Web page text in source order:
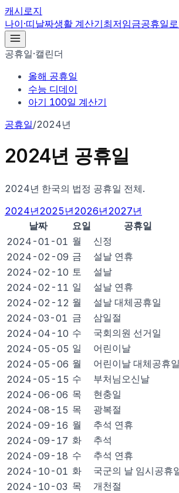
캐시로지
나이·띠날짜생활 계산기최저임금공휴일
공휴일·캘린더
올해 공휴일
수능 디데이
아기 100일 계산기
공휴일/2024년
2024년 공휴일
2024년 한국의 법정 공휴일 전체.
2024년2025 년2026년2027년
날짜
요일 공휴일
2024-01-01 월 신정
2024-02-09 금 설날 연휴
2024-02-10 토 설날
2024-02-11 일 설날 연휴
2024-02-12 월 설날 대체공휴일
2024-03-01 금 삼일절
2024-04-10 수 국회의원 선거일
2024-05-05 일 어린이날
2024-05-06 월 어린이날 대체공휴일
2024-05-15 수 부처님오신날
2024-06-06 목 현충일
2024-08-15 목 광복절
2024-09-16 월 추석 연휴
2024-09-17 화 추석
2024-09-18 수 추석 연휴
2024-10-01 화 국군의 날 임시공휴
2024-10-03 목 개천절